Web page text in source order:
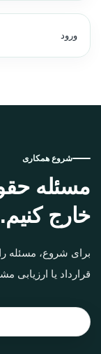
ورود
شروع همکاری
مسئله
خارج کنیم.
برای شروع، مسئله
قرارداد یا